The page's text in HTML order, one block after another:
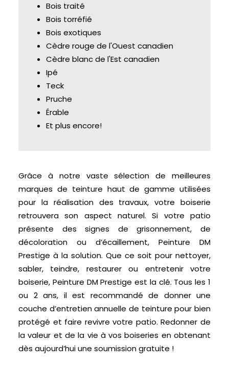
Bois traité
Bois torréfié
Bois exotiques
Cèdre rouge de l'Ouest canadien
Cèdre blanc de l'Est canadien
Ipé
Teck
Pruche
Érable
Et plus encore!
Grâce à notre vaste sélection de meilleures
marques de teinture haut de gamme utilisées
pour la réalisation des travaux, votre boiserie
retrouvera son aspect naturel. Si votre patio
présente des signes de grisonnement, de
décoloration ou d’écaillement, Peinture DM
Prestige à la solution. Que ce soit pour nettoyer,
sabler, teindre, restaurer ou entretenir votre
boiserie, Peinture DM Prestige est la clé. Tous les 1
ou 2 ans, il est recommandé de donner une
couche d’entretien annuelle de teinture pour bien
protégé et faire revivre votre patio. Redonner de
la valeur et de la vie à vos boiseries en obtenant
dès aujourd’hui une soumission gratuite !